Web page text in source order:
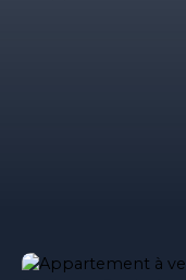
Estimation